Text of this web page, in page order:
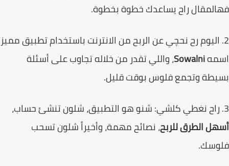
راح يساعدك خطوة بخطوة.
الربح من الانترنتباستخدام تطبيق مميز
Sowalni، واللي تقدر من خلاله تجاوب على أسئلة
وتجمع فلوس بوقت قليل.
الطرق للربح، نصائح مهمة، وأخيراً شلون تسحب